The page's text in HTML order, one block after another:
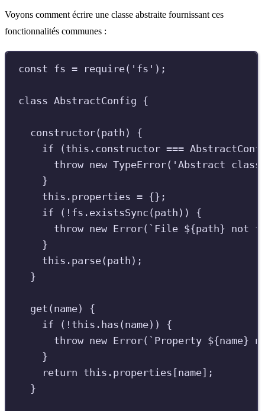
Voyons comment écrire une classe abstraite fournissant ces
fonctionnalités communes :
const fs = require( ' fs ' ) ;
class AbstractConfig {
constructor( path )
{
if
( this . constructor ===
throw new TypeError( 'Abstract
}
this . properties = {};
if
( ! fs . existsSync ( path ))
{
throw new Error( ` File ${path} not
}
this . parse( path ) ;
}
get ( name)
{
if
( ! this . has ( name))
{
throw new Error( ` Property ${name}
}
return this . properties [name] ;
}